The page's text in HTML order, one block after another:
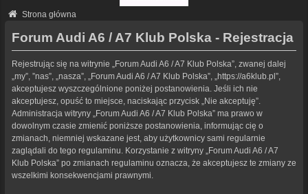
Strona główna
Forum Audi A6 / A7 Klub Polska - Rejestracja
Rejestrując się na witrynie „Forum Audi A6 / A7 Klub Polska”, zwanej dalej
„my”, ”nas”, „nasza”, „Forum Audi A6 / A7 Klub Polska”, „https://a6klub.pl”,
akceptujesz wyszczególnione poniżej postanowienia. Jeśli ich nie
akceptujesz, opuść to miejsce, naciskając przycisk „Nie akceptuję”.
Administracja witryny „Forum Audi A6 / A7 Klub Polska” ma prawo w
dowolnym czasie zmienić poniższe postanowienia, informując cię o
zmianach, niemniej wskazane jest, aby użytkownicy sami regularnie
zaglądali do tego regulaminu. Korzystanie z witryny „Forum Audi A6 / A7
Klub Polska” po zmianach regulaminu oznacza, że akceptujesz te zmiany ze
wszelkimi konsekwencjami prawnymi.